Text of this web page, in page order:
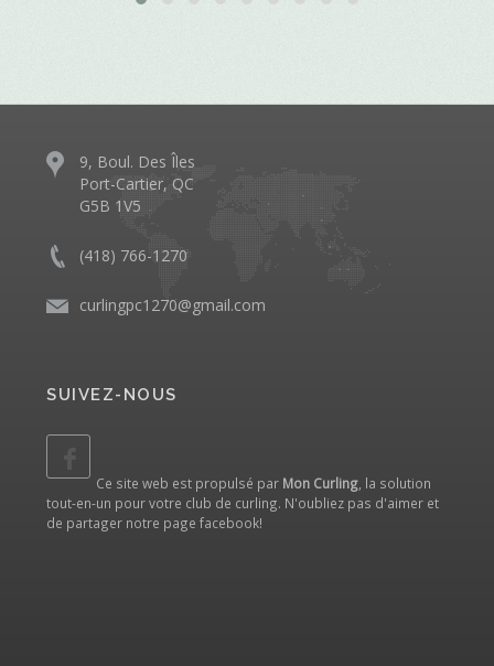
9, Boul. Des Îles
Port-Cartier, QC
G5B 1V5
(418) 766-1270
curlingpc1270@gmail.com
SUIVEZ-NOUS
Ce site web est propulsé par Mon Curling, la solution
tout-en-un pour votre club de curling. N'oubliez pas d'aimer et
de partager notre page facebook!